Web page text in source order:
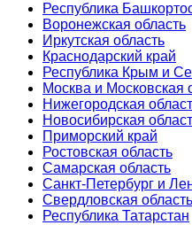
Республика
Воронежская область
Иркутская область
Краснодарский край
Республика Крым и
Москва и Московская
Нижегородская
Новосибирская
Приморский край
Ростовская область
Самарская область
Санкт-Петербург и
Свердловская область
Республика Татарстан